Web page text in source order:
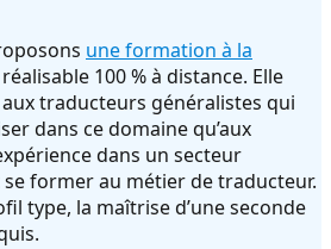
une formation à la
réalisable 100 % à distance. Elle
traducteurs généralistes qui
dans ce domaine qu’aux
dans un secteur
former au métier de traducteur.
type, la maîtrise d’une seconde